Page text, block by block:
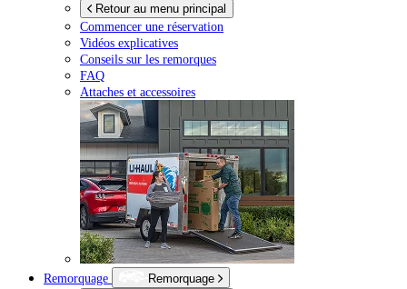
Retour au menu principal
Commencer une réservation
Vidéos explicatives
Conseils sur les remorques
FAQ
Attaches et accessoires
Remorquage
Remorquage